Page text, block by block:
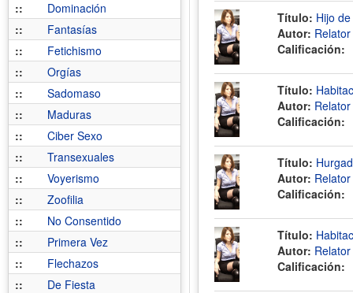
::
Dominación
::
Fantasías
::
Fetichismo
::
Orgías
::
Sadomaso
::
Maduras
::
Ciber Sexo
::
Transexuales
::
Voyerismo
::
Zoofilia
::
No Consentido
::
Primera Vez
::
Flechazos
::
De Fiesta
Título: Hijo
Autor:
Calificación:
Título:
Autor:
Calificación:
Título:
Autor:
Calificación:
Título:
Autor:
Calificación: